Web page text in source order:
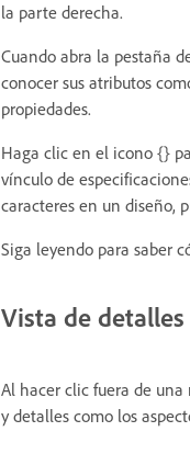
la parte derecha.
Cuando abra la pestaña
conocer sus atributos
propiedades.
Haga clic en el icono {}
vínculo de
caracteres en un diseño,
Siga leyendo para saber
Vista de
Al hacer clic fuera de
y detalles como los